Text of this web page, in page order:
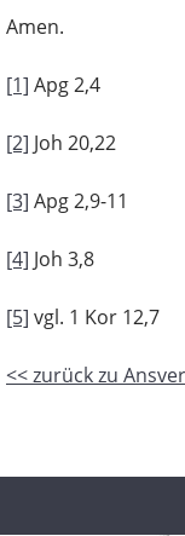
Amen.
[1] Apg 2,4
[2] Joh 20,22
[3] Apg 2,9-11
[4] Joh 3,8
[5] vgl. 1 Kor 12,7
<< zurück zu